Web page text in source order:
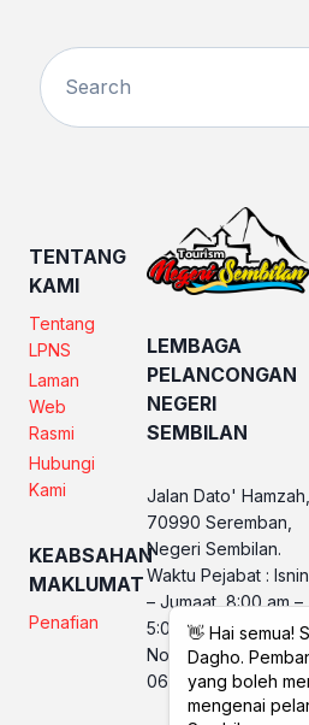
TENTANG
KAMI
Tentang
LPNS
Laman
Web
Rasmi
Hubungi
Kami
KEABSAHAN
MAKLUMAT
Penafian
LEMBAGA
PELANCONGAN
NEGERI
SEMBILAN
Jalan Dato' Hamzah,
70990 Seremban,
Negeri Sembilan.
Waktu Pejabat : Isnin
– Jumaat, 8:00 am –
5:00 pm
No. Telefon LPNS :
06 760 2560